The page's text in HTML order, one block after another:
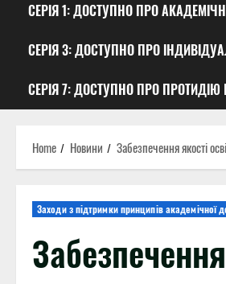
СЕРІЯ 1: ДОСТУПНО ПРО
СЕРІЯ 3: ДОСТУПНО ПРО
СЕРІЯ 7: ДОСТУПНО ПРО ПРОТИДІЮ
Home Новини Забезпечення якості
Заходи з підтримки принципів академічної